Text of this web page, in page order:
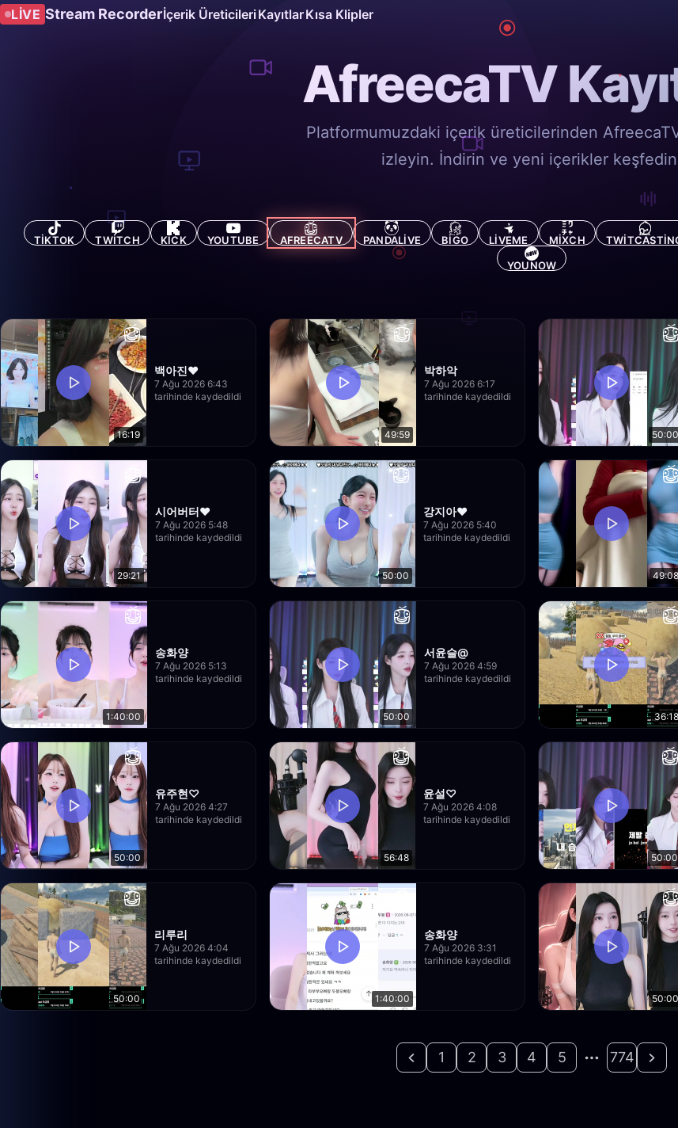
LIVE Stream Recorderİçerik Üreticileri KayıtlarKısa Klipler
AfreecaTV
Platformumuzdaki içerik üreticilerinden AfreecaTV
izleyin. İndirin ve yeni içerikler
TIKTOK TWITCH KICK YOUTUBE AFREECATV PANDALIVE BIGO LIVEME MIXCH
YOUNOW
16:19
백아진♥
7 Ağu 2026 6:43
tarihinde kaydedildi
49:59
박하악
7 Ağu 2026 6:17
tarihinde kaydedildi
50:00
29:21
시어버터♥
7 Ağu 2026 5:48
tarihinde kaydedildi
50:00
강지아♥
7 Ağu 2026 5:40
tarihinde kaydedildi
49:08
1:40:00
송화양
7 Ağu 2026 5:13
tarihinde kaydedildi
50:00
서윤슬@
7 Ağu 2026 4:59
tarihinde kaydedildi
36:18
50:00
유주현♡
7 Ağu 2026 4:27
tarihinde kaydedildi
56:48
윤설♡
7 Ağu 2026 4:08
tarihinde kaydedildi
50:00
50:00
리루리
7 Ağu 2026 4:04
tarihinde kaydedildi
1:40:00
송화양
7 Ağu 2026 3:31
tarihinde kaydedildi
50:00
1 2 3 4 5 774